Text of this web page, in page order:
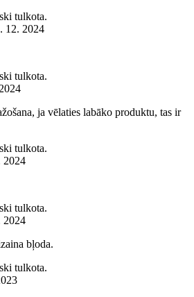
tulkota.
12. 2024
tulkota.
ja vēlaties labāko produktu, tas ir
tulkota.
2024
tulkota.
2024
bļoda.
tulkota.